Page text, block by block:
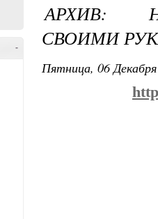
-
АРХИВ:
СВОИМИ
Пятница, 06